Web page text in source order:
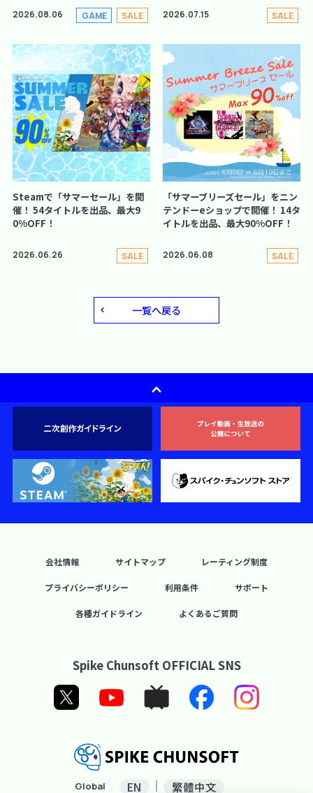
2026.08.06 GAME SALE 2026.07.15 SALE
Steamで「サマーセール」を開
催！ 54タイトルを出品、最大9
0%OFF！
2026.06.26 SALE
「サマーブリーズセール」をニン
テンドーeショップで開催！ 14タ
イトルを出品、最大90%OFF！
2026.06.08 SALE
一覧へ戻る
会社情報 サイトマップ レーティング制度
プライバシーポリシー 利用条件 サポート
各種ガイドライン よくあるご質問
Spike Chunsoft OFFICIAL SNS
Global EN 繁體中文